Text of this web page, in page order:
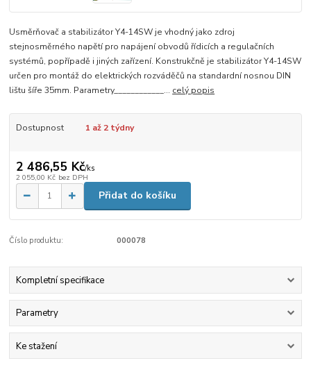
Usměrňovač a stabilizátor Y4-14SW je vhodný jako zdroj
stejnosměrného napětí pro napájení obvodů řídicích a regulačních
systémů, popřípadě i jiných zařízení. Konstrukčně je stabilizátor Y4-14SW
určen pro montáž do elektrických rozváděčů na standardní nosnou DIN
lištu šíře 35mm. Parametry____________... celý popis
Dostupnost 1 až 2 týdny
2 486,55 Kč/ks
2 055,00 Kč bez DPH
Přidat do košíku
Číslo produktu: 000078
Kompletní specifikace
Parametry
Ke stažení